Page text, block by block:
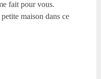
fait pour vous.
maison dans ce